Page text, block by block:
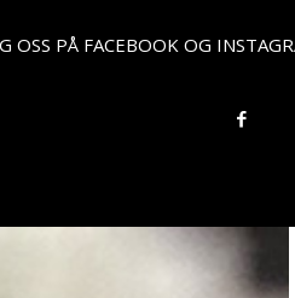
OSS PÅ FACEBOOK OG